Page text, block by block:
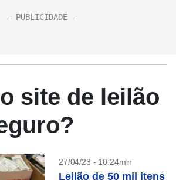
site de leilão
27/04/23 - 10:24min
Leilão de 50 mil itens